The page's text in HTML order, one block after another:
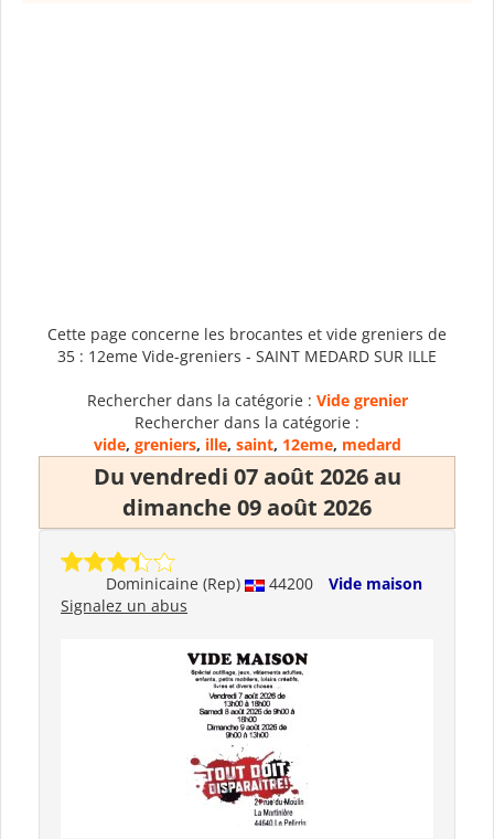
Cette page concerne les brocantes et vide greniers de
35 : 12eme Vide-greniers - SAINT MEDARD SUR ILLE
Rechercher dans la catégorie : Vide grenier
Rechercher dans la catégorie :
vide, greniers, ille, saint, 12eme, medard
Du vendredi 07 août 2026 au
dimanche 09 août 2026
Dominicaine (Rep) 44200
Vide maison
Signalez un abus